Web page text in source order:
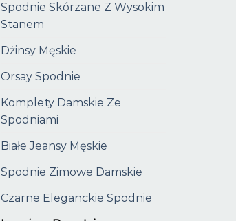
Spodnie Skórzane Z Wysokim
Stanem
Dżinsy Męskie
Orsay Spodnie
Komplety Damskie Ze
Spodniami
Białe Jeansy Męskie
Spodnie Zimowe Damskie
Czarne Eleganckie Spodnie